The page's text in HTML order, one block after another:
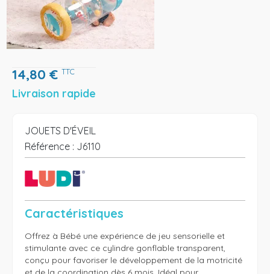
14,80 € TTC
Livraison rapide
JOUETS D'ÉVEIL
Référence : J6110
Caractéristiques
Offrez à Bébé une expérience de jeu sensorielle et
stimulante avec ce cylindre gonflable transparent,
conçu pour favoriser le développement de la motricité